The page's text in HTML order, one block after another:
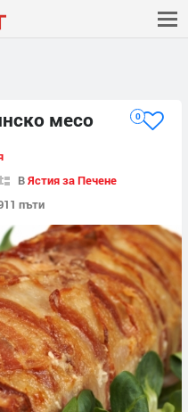
месо 0
ВЯстия за Печене
пъти